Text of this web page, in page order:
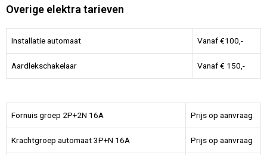
Overige elektra tarieven
Installatie automaat Vanaf €100,-
Aardlekschakelaar Vanaf € 150,-
Fornuis groep 2P+2N 16A Prijs op aanvraag
Krachtgroep automaat 3P+N 16A Prijs op aanvraag